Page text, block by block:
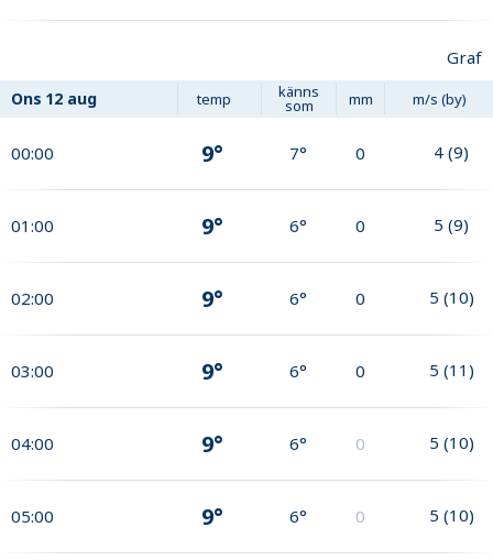
Graf
Ons 12 aug temp känns
som mm m/s (by)
00:00 9° 7° 0 4 (9)
01:00 9° 6° 0 5 (9)
02:00 9° 6° 0 5 (10)
03:00 9° 6° 0 5 (11)
04:00 9° 6° 0 5 (10)
05:00 9° 6° 0 5 (10)